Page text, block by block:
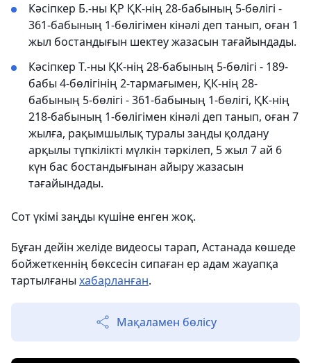
Кәсіпкер Б.-ны ҚР ҚК-нің 28-бабының 5-бөлігі -
361-бабының 1-бөлігімен кінәлі деп танып, оған 1
жыл бостандығын шектеу жазасын тағайындады.
Кәсіпкер Т.-ны ҚК-нің 28-бабының 5-бөлігі - 189-
бабы 4-бөлігінің 2-тармағымен, ҚК-нің 28-
бабының 5-бөлігі - 361-бабының 1-бөлігі, ҚК-нің
218-бабының 1-бөлігімен кінәлі деп танып, оған 7
жылға, рақымшылық туралы заңды қолдану
арқылы түпкілікті мүлкін тәркілеп, 5 жыл 7 ай 6
күн бас бостандығынан айыру жазасын
тағайындады.
Сот үкімі заңды күшіне енген жоқ.
Бұған дейін желіде видеосы тарап, Астанада көшеде
бойжеткеннің бөксесін сипаған ер адам жауапқа
тартылғаны хабарланған.
Мақаламен бөлісу